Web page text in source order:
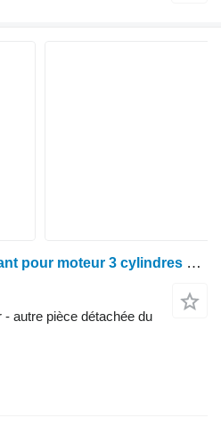
Ford 4610, Écran chauffant pour moteur 3 cylindres série 10 C5nn6a683k D5NN6A683A pour tracteur à roues
autre pièce détachée du